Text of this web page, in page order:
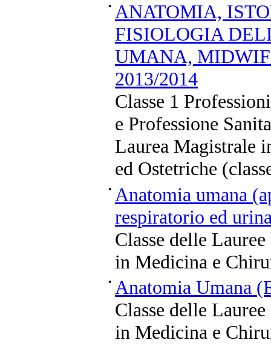
• ANATOMIA,
FISIOLOGIA
UMANA,
2013/2014
Classe 1
e Professione
Laurea Magistrale
ed Ostetriche
• Anatomia umana
respiratorio ed
Classe delle
in Medicina e
• Anatomia Umana
Classe delle
in Medicina e